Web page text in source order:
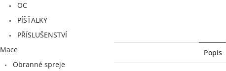
OC
PÍŠŤALKY
PŘÍSLUŠENSTVÍ
Mace
Obranné spreje
Popis